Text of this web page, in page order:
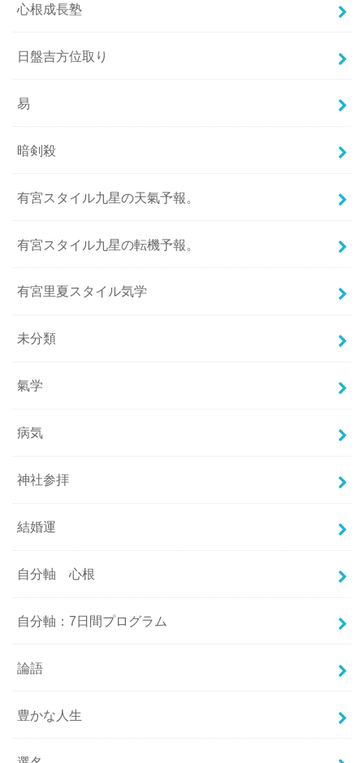
心根成長塾
日盤吉方位取り
易
暗剣殺
有宮スタイル九星の天氣予報。
有宮スタイル九星の転機予報。
有宮里夏スタイル気学
未分類
氣学
病気
神社参拝
結婚運
自分軸 心根
自分軸：7日間プログラム
論語
豊かな人生